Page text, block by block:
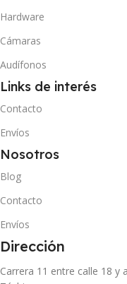
Hardware
Cámaras
Audífonos
Links de interés
Contacto
Envíos
Nosotros
Blog
Contacto
Envíos
Dirección
Carrera 11 entre calle 18 y